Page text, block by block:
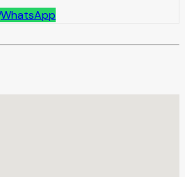
WhatsApp